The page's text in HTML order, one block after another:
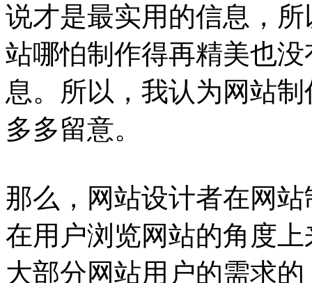
说才是最实用的信息，
站哪怕制作得再精美也
息。所以，我认为网站
多多留意。
那么，网站设计者在网
在用户浏览网站的角度
大部分网站用户的需求